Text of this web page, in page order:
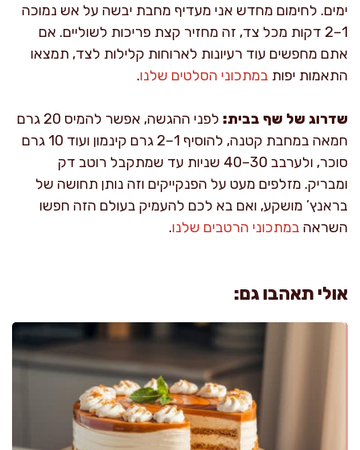
ימים. לחימום מחדש אני מעדיף מחבת יבשה על אש נמוכה
1–2 דקות מכל צד, זה מחזיר קצת פריכות לשוליים. אם
אתם מחפשים עוד רעיונות לארוחות קלילות לצד, תמצאו
התאמות יפות במתכוני הסלטים שלנו.
שדרוג של שף בבית:
לפני ההגשה, אפשר להמיס 20 גרם
חמאה במחבת קטנה, להוסיף 1–2 גרם קינמון ועוד 10 גרם
סוכר, ולערבב 30–40 שניות עד שמתקבל רוטב דק
ומבריק. מזלפים מעט על הפנקייקים וזה נותן תחושה של
בראנץ’ מושקע, ואם בא לכם להעמיק בעולם הזה חפשו
השראה במתכוני הרטבים שלנו.
אולי תאהבו גם: